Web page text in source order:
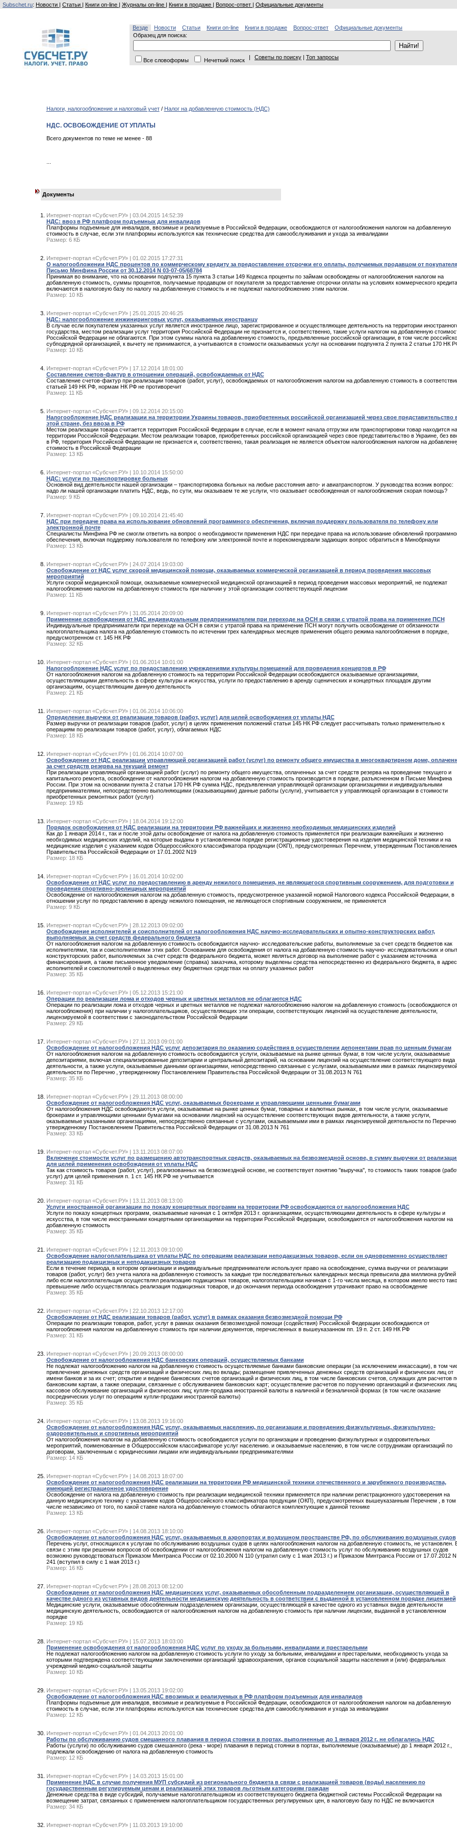
Subschet.ru: Новости | Статьи | Книги on-line | Журналы on-line | Книги в продаже | Вопрос-ответ | Официальные документы
Везде Новости Статьи Книги on-line Книги в продаже Вопрос-ответ
Официальные документы
Образец для поиска:
Все словоформы Нечеткий поиск | Советы по поиску | Топ запросы
Налоги, налогообложение и налоговый учет/ Налог на добавленную стоимость (НДС)
НДС. ОСВОБОЖДЕНИЕ ОТ УПЛАТЫ
Всего документов по теме не менее - 88
...
Документы
Интернет-портал «Субсчет.РУ» | 03.04.2015 14:52:39
НДС: ввоз в РФ платформ подъемных для инвалидов
Платформы подъемные для инвалидов, ввозимые и реализуемые в Российской Федерации, освобождаются от налогообложения налогом на добавленную
стоимость в случае, если эти платформы используются как технические средства для самообслуживания и ухода за инвалидами
Размер: 6 КБ
Интернет-портал «Субсчет.РУ» | 01.02.2015 17:27:31
О налогообложении НДС процентов по коммерческому кредиту за предоставление отсрочки его оплаты, получаемых продавцом от
Письмо Минфина России от 30.12.2014 N 03-07-05/68784
Принимая во внимание, что на основании подпункта 15 пункта 3 статьи 149 Кодекса проценты по займам освобождены от налогообложения налогом на
добавленную стоимость, суммы процентов, получаемые продавцом от покупателя за предоставление отсрочки оплаты на условиях коммерческого
включаются в налоговую базу по налогу на добавленную стоимость и не подлежат налогообложению этим налогом.
Размер: 10 КБ
Интернет-портал «Субсчет.РУ» | 25.01.2015 20:46:25
НДС: налогообложение инжиниринговых услуг, оказываемых иностранцу
В случае если покупателем указанных услуг является иностранное лицо, зарегистрированное и осуществляющее деятельность на территории
государства, местом реализации услуг территория Российской Федерации не признается и, соответственно, такие услуги налогом на добавленную
Российской Федерации не облагаются. При этом суммы налога на добавленную стоимость, предъявленные российской организации, в том числе
субподрядной организацией, к вычету не принимаются, а учитываются в стоимости оказываемых услуг на основании подпункта 2 пункта 2 статьи 170 НК
Размер: 10 КБ
Интернет-портал «Субсчет.РУ» | 17.12.2014 18:01:00
Составление счетов-фактур в отношении операций, освобождаемых от НДС
Составление счетов-фактур при реализации товаров (работ, услуг), освобождаемых от налогообложения налогом на добавленную стоимость в
статьей 149 НК РФ, нормам НК РФ не противоречит
Размер: 11 КБ
Интернет-портал «Субсчет.РУ» | 09.12.2014 20:15:00
Налогообложение НДС реализации на территории Украины товаров, приобретенных российской организацией через свое представительство
этой стране, без ввоза в РФ
Местом реализации товара считается территория Российской Федерации в случае, если в момент начала отгрузки или транспортировки товар находится на
территории Российской Федерации. Местом реализации товаров, приобретенных российской организацией через свое представительство в Украине, без
в РФ, территория Российской Федерации не признается и, соответственно, такая реализация не является объектом налогообложения налогом на
стоимость в Российской Федерации
Размер: 13 КБ
Интернет-портал «Субсчет.РУ» | 10.10.2014 15:50:00
НДС: услуги по транспортировке больных
Основной вид деятельности нашей организации – транспортировка больных на любые расстояния авто- и авиатранспортом. У руководства возник вопрос:
надо ли нашей организации платить НДС, ведь, по сути, мы оказываем те же услуги, что оказывает освобожденная от налогообложения скорая помощь?
Размер: 9 КБ
Интернет-портал «Субсчет.РУ» | 09.10.2014 21:45:40
НДС при передаче права на использование обновлений программного обеспечения, включая поддержку пользователя по телефону или
электронной почте
Специалисты Минфина РФ не смогли ответить на вопрос о необходимости применения НДС при передаче права на использование обновлений
обеспечения, включая поддержку пользователя по телефону или электронной почте и порекомендовали задающих вопрос обратиться в Минобрнауки
Размер: 13 КБ
Интернет-портал «Субсчет.РУ» | 24.07.2014 19:03:00
Освобождение от НДС услуг скорой медицинской помощи, оказываемых коммерческой организацией в период проведения массовых
мероприятий
Услуги скорой медицинской помощи, оказываемые коммерческой медицинской организацией в период проведения массовых мероприятий, не подлежат
налогообложению налогом на добавленную стоимость при наличии у этой организации соответствующей лицензии
Размер: 11 КБ
Интернет-портал «Субсчет.РУ» | 31.05.2014 20:09:00
Применение освобождения от НДС индивидуальным предпринимателем при переходе на ОСН в связи с утратой права на применение ПСН
Индивидуальные предприниматели при переходе на ОСН в связи с утратой права на применение ПСН могут получить освобождение от обязанности
налогоплательщика налога на добавленную стоимость по истечении трех календарных месяцев применения общего режима налогообложения в порядке,
предусмотренном ст. 145 НК РФ
Размер: 32 КБ
Интернет-портал «Субсчет.РУ» | 01.06.2014 10:01:00
Налогообложение НДС услуг по предоставлению учреждениями культуры помещений для проведения концертов в РФ
От налогообложения налогом на добавленную стоимость на территории Российской Федерации освобождаются оказываемые организациями,
осуществляющими деятельность в сфере культуры и искусства, услуги по предоставлению в аренду сценических и концертных площадок другим
организациям, осуществляющим данную деятельность
Размер: 21 КБ
Интернет-портал «Субсчет.РУ» | 01.06.2014 10:06:00
Определение выручки от реализации товаров (работ, услуг) для целей освобождения от уплаты НДС
Размер выручки от реализации товаров (работ, услуг) в целях применения положений статьи 145 НК РФ следует рассчитывать только применительно к
операциям по реализации товаров (работ, услуг), облагаемых НДС
Размер: 18 КБ
Интернет-портал «Субсчет.РУ» | 01.06.2014 10:07:00
Освобождение от НДС реализации управляющей организацией работ (услуг) по ремонту общего имущества в многоквартирном доме,
за счет средств резерва на текущий ремонт
При реализации управляющей организацией работ (услуг) по ремонту общего имущества, оплаченных за счет средств резерва на проведение текущего и
капитального ремонта, освобождение от налогообложения налогом на добавленную стоимость производится в порядке, разъясненном в Письме Минфина
России. При этом на основании пункта 2 статьи 170 НК РФ сумма НДС, предъявленная управляющей организации организациями и индивидуальными
предпринимателями, непосредственно выполняющими (оказывающими) данные работы (услуги), учитывается у управляющей организации в стоимости
приобретенных ремонтных работ (услуг)
Размер: 19 КБ
Интернет-портал «Субсчет.РУ» | 18.04.2014 19:12:00
Порядок освобождения от НДС реализации на территории РФ важнейших и жизненно необходимых медицинских изделий
Как до 1 января 2014 г., так и после этой даты освобождение от налога на добавленную стоимость применяется при реализации важнейших и жизненно
необходимых медицинских изделий, на которые выданы в установленном порядке регистрационные удостоверения на изделия медицинской техники и на
медицинские изделия с указанием кодов Общероссийского классификатора продукции (ОКП), предусмотренных Перечнем, утвержденным
Правительства Российской Федерации от 17.01.2002 N19
Размер: 18 КБ
Интернет-портал «Субсчет.РУ» | 16.01.2014 10:02:00
Освобождение от НДС услуг по предоставлению в аренду нежилого помещения, не являющегося спортивным сооружением, для подготовки и
проведения спортивно-зрелищных мероприятий
Освобождение от налогообложения налогом на добавленную стоимость, предусмотренное указанной нормой Налогового кодекса Российской Федерации, в
отношении услуг по предоставлению в аренду нежилого помещения, не являющегося спортивным сооружением, не применяется
Размер: 9 КБ
Интернет-портал «Субсчет.РУ» | 28.12.2013 09:02:00
Освобождение исполнителей и соисполнителей от налогообложения НДС научно-исследовательских и опытно-конструкторских работ,
выполняемых за счет средств федерального бюджета
От налогообложения налогом на добавленную стоимость освобождаются научно- исследовательские работы, выполняемые за счет средств бюджетов как
исполнителями, так и соисполнителями этих работ. Основанием для освобождения от налога на добавленную стоимость научно- исследовательских и
конструкторских работ, выполняемых за счет средств федерального бюджета, может являться договор на выполнение работ с указанием источника
финансирования, а также письменное уведомление (справка) заказчика, которому выделены средства непосредственно из федерального бюджета, в адрес
исполнителей и соисполнителей о выделенных ему бюджетных средствах на оплату указанных работ
Размер: 35 КБ
Интернет-портал «Субсчет.РУ» | 05.12.2013 15:21:00
Операции по реализации лома и отходов черных и цветных металлов не облагаются НДС
Операции по реализации лома и отходов черных и цветных металлов не подлежат налогообложению налогом на добавленную стоимость (освобождаются от
налогообложения) при наличии у налогоплательщиков, осуществляющих эти операции, соответствующих лицензий на осуществление деятельности,
лицензируемой в соответствии с законодательством Российской Федерации
Размер: 29 КБ
Интернет-портал «Субсчет.РУ» | 27.11.2013 09:01:00
Освобождение от налогообложения НДС услуг депозитария по оказанию содействия в осуществлении депонентами прав по ценным бумагам
От налогообложения налогом на добавленную стоимость освобождаются услуги, оказываемые на рынке ценных бумаг, в том числе услуги, оказываемые
депозитариями, включая специализированные депозитарии и центральный депозитарий, на основании лицензий на осуществление соответствующего вида
деятельности, а также услуги, оказываемые данными организациями, непосредственно связанные с услугами, оказываемыми ими в рамках
деятельности по Перечню , утвержденному Постановлением Правительства Российской Федерации от 31.08.2013 N 761
Размер: 35 КБ
Интернет-портал «Субсчет.РУ» | 29.11.2013 08:00:00
Освобождение от налогообложения НДС услуг, оказываемых брокерами и управляющими ценными бумагами
От налогообложения НДС освобождаются услуги, оказываемые на рынке ценных бумаг, товарных и валютных рынках, в том числе услуги, оказываемые
брокерами и управляющими ценными бумагами на основании лицензий на осуществление соответствующих видов деятельности, а также услуги,
оказываемые указанными организациями, непосредственно связанные с услугами, оказываемыми ими в рамках лицензируемой деятельности по Перечню ,
утвержденному Постановлением Правительства Российской Федерации от 31.08.2013 N 761
Размер: 33 КБ
Интернет-портал «Субсчет.РУ» | 13.11.2013 08:07:00
Включение стоимости услуг по размещению автотранспортных средств, оказываемых на безвозмездной основе, в сумму выручки от
для целей применения освобождения от уплаты НДС
Так как стоимость товаров (работ, услуг), реализованных на безвозмездной основе, не соответствует понятию ''выручка'', то стоимость таких товаров
услуг) для целей применения п. 1 ст. 145 НК РФ не учитывается
Размер: 31 КБ
Интернет-портал «Субсчет.РУ» | 13.11.2013 08:13:00
Услуги иностранной организации по показу концертных программ на территории РФ освобождаются от налогообложения НДС
Услуги по показу концертных программ, оказываемые начиная с 1 октября 2013 г. организациями, осуществляющими деятельность в сфере культуры и
искусства, в том числе иностранными концертными организациями на территории Российской Федерации, освобождаются от налогообложения налогом на
добавленную стоимость
Размер: 35 КБ
Интернет-портал «Субсчет.РУ» | 12.11.2013 09:10:00
Освобождение налогоплательщика от уплаты НДС по операциям реализации неподакцизных товаров, если он одновременно осуществляет
реализацию подакцизных и неподакцизных товаров
Если в течение периода, в котором организации и индивидуальные предприниматели используют право на освобождение, сумма выручки от реализации
товаров (работ, услуг) без учета налога на добавленную стоимость за каждые три последовательных календарных месяца превысила два миллиона рублей
либо если налогоплательщик осуществлял реализацию подакцизных товаров, налогоплательщики начиная с 1-го числа месяца, в котором имело место
превышение либо осуществлялась реализация подакцизных товаров, и до окончания периода освобождения утрачивают право на освобождение
Размер: 35 КБ
Интернет-портал «Субсчет.РУ» | 22.10.2013 12:17:00
Освобождение от НДС реализации товаров (работ, услуг) в рамках оказания безвозмездной помощи РФ
Операции по реализации товаров, работ, услуг в рамках оказания безвозмездной помощи (содействия) Российской Федерации освобождаются от
налогообложения налогом на добавленную стоимость при наличии документов, перечисленных в вышеуказанном пп. 19 п. 2 ст. 149 НК РФ
Размер: 31 КБ
Интернет-портал «Субсчет.РУ» | 20.09.2013 08:00:00
Освобождение от налогообложения НДС банковских операций, осуществляемых банками
Не подлежат налогообложению налогом на добавленную стоимость осуществляемые банками банковские операции (за исключением инкассации), в том
привлечение денежных средств организаций и физических лиц во вклады; размещение привлеченных денежных средств организаций и физических лиц от
имени банков и за их счет; открытие и ведение банковских счетов организаций и физических лиц, в том числе банковских счетов, служащих для расчетов
банковским картам, а также операции, связанные с обслуживанием банковских карт; осуществление расчетов по поручению организаций и физических лиц;
кассовое обслуживание организаций и физических лиц; купля-продажа иностранной валюты в наличной и безналичной формах (в том числе оказание
посреднических услуг по операциям купли-продажи иностранной валюты)
Размер: 35 КБ
Интернет-портал «Субсчет.РУ» | 13.08.2013 19:16:00
Освобождение от налогообложения НДС услуг, оказываемых населению, по организации и проведению физкультурных, физкультурно-
оздоровительных и спортивных мероприятий
От налогообложения налогом на добавленную стоимость освобождаются услуги по организации и проведению физкультурных и оздоровительных
мероприятий, поименованные в Общероссийском классификаторе услуг населению. и оказываемые населению, в том числе сотрудникам организаций по
договорам, заключенным с юридическими лицами или индивидуальными предпринимателями
Размер: 14 КБ
Интернет-портал «Субсчет.РУ» | 14.08.2013 18:07:00
Освобождение от налогообложения НДС реализации на территории РФ медицинской техники отечественного и зарубежного производства,
имеющей регистрационное удостоверение
Освобождение от налога на добавленную стоимость при реализации медицинской техники применяется при наличии регистрационного удостоверения на
данную медицинскую технику с указанием кодов Общероссийского классификатора продукции (ОКП), предусмотренных вышеуказанным Перечнем , в том
числе независимо от того, по какой ставке налога на добавленную стоимость облагаются комплектующие к данной технике
Размер: 13 КБ
Интернет-портал «Субсчет.РУ» | 14.08.2013 18:10:00
Освобождение от налогообложения НДС услуг, оказываемых в аэропортах и воздушном пространстве РФ, по обслуживанию воздушных судов
Перечень услуг, относящихся к услугам по обслуживанию воздушных судов в целях налогообложения налогом на добавленную стоимость, не установлен.
связи с этим при решении вопросов об освобождении от налогообложения налогом на добавленную стоимость услуг по обслуживанию воздушных судов
возможно руководствоваться Приказом Минтранса России от 02.10.2000 N 110 (утратил силу с 1 мая 2013 г.) и Приказом Минтранса России от 17.07.2012 N
241 (вступил в силу с 1 мая 2013 г.)
Размер: 16 КБ
Интернет-портал «Субсчет.РУ» | 28.08.2013 08:12:00
Освобождение от налогообложения НДС медицинских услуг, оказываемых обособленным подразделением организации, осуществляющей в
качестве одного из уставных видов деятельности медицинскую деятельность в соответствии с выданной в установленном порядке лицензией
Медицинские услуги, оказываемые обособленным подразделением организации, осуществляющей в качестве одного из уставных видов деятельности
медицинскую деятельность, освобождаются от налогообложения налогом на добавленную стоимость при наличии лицензии, выданной в установленном
порядке
Размер: 19 КБ
Интернет-портал «Субсчет.РУ» | 15.07.2013 18:03:00
Применение освобождения от налогообложения НДС услуг по уходу за больными, инвалидами и престарелыми
Не подлежат налогообложению налогом на добавленную стоимость услуги по уходу за больными, инвалидами и престарелыми, необходимость ухода за
которыми подтверждена соответствующими заключениями организаций здравоохранения, органов социальной защиты населения и (или) федеральных
учреждений медико-социальной защиты
Размер: 10 КБ
Интернет-портал «Субсчет.РУ» | 13.05.2013 19:02:00
Освобождение от налогообложения НДС ввозимых и реализуемых в РФ платформ подъемных для инвалидов
Платформы подъемные для инвалидов, ввозимые и реализуемые в Российской Федерации, освобождаются от налогообложения налогом на добавленную
стоимость в случае, если эти платформы используются как технические средства для самообслуживания и ухода за инвалидами
Размер: 12 КБ
Интернет-портал «Субсчет.РУ» | 01.04.2013 20:01:00
Работы по обслуживанию судов смешанного плавания в период стоянки в портах, выполненные до 1 января 2012 г. не облагались НДС
Работы (услуги) по обслуживанию судов смешанного (река - море) плавания в период стоянки в портах, выполняемые (оказываемые) до 1 января 2012 г.,
подлежали освобождению от налога на добавленную стоимость
Размер: 12 КБ
Интернет-портал «Субсчет.РУ» | 14.03.2013 15:01:00
Применение НДС в случае получения МУП субсидий из регионального бюджета в связи с реализацией товаров (воды) населению по
государственным регулируемым ценам и реализацией этих товаров льготным категориям граждан
Денежные средства в виде субсидий, получаемые налогоплательщиком из соответствующего бюджета бюджетной системы Российской Федерации на
возмещение затрат, связанных с применением налогоплательщиком государственных регулируемых цен, в налоговую базу по НДС не включаются
Размер: 34 КБ
Интернет-портал «Субсчет.РУ» | 11.03.2013 19:10:00